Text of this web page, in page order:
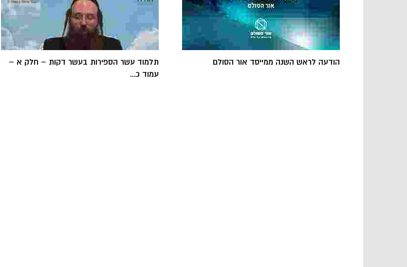
תלמוד עשר הספירות בעשר דקות – חלק א –
עמוד כ...
הודעה לראש השנה ממייסד אור הסולם